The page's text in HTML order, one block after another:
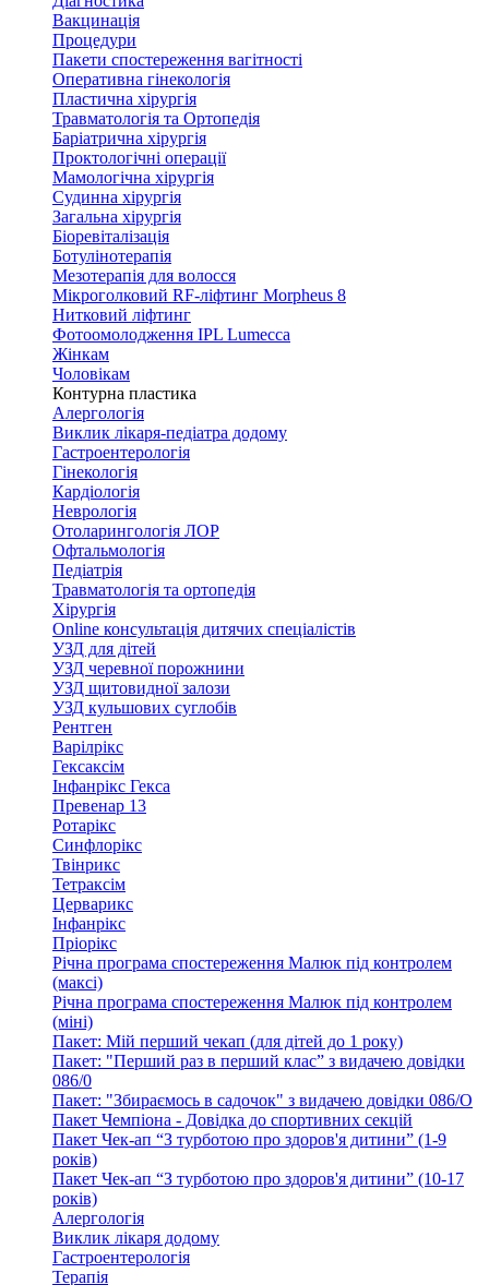
Вакцинація
Процедури
Пакети спостереження вагітності
Оперативна гінекологія
Пластична хірургія
Травматологія та Ортопедія
Баріатрична хірургія
Проктологічні операції
Мамологічна хірургія
Судинна хірургія
Загальна хірургія
Біоревіталізація
Ботулінотерапія
Мезотерапія для волосся
Мікроголковий RF-ліфтинг Morpheus 8
Нитковий ліфтинг
Фотоомолодження IPL Lumecca
Жінкам
Чоловікам
Контурна пластика
Алергологія
Виклик лікаря-педіатра додому
Гастроентерологія
Гінекологія
Кардіологія
Неврологія
Отоларингологія ЛОР
Офтальмологія
Педіатрія
Травматологія та ортопедія
Хірургія
Online консультація дитячих спеціалістів
УЗД для дітей
УЗД черевної порожнини
УЗД щитовидної залози
УЗД кульшових суглобів
Рентген
Варілрікс
Гексаксім
Інфанрікс Гекса
Превенар 13
Ротарікс
Синфлорікс
Твінрикс
Тетраксім
Церварикс
Інфанрікс
Пріорікс
Річна програма спостереження Малюк під контролем
(максі)
Річна програма спостереження Малюк під контролем
(міні)
Пакет: Мій перший чекап (для дітей до 1 року)
Пакет: "Перший раз в перший клас” з видачею довідки
086/0
Пакет: "Збираємось в садочок" з видачею довідки 086/О
Пакет Чемпіона - Довідка до спортивних секцій
Пакет Чек-ап “З турботою про здоров'я дитини” (1-9
років)
Пакет Чек-ап “З турботою про здоров'я дитини” (10-17
років)
Алергологія
Виклик лікаря додому
Гастроентерологія
Терапія